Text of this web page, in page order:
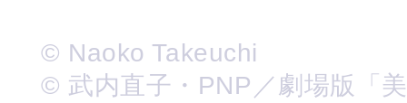
© Naoko Takeuchi
© 武内直子・PNP／劇場版「